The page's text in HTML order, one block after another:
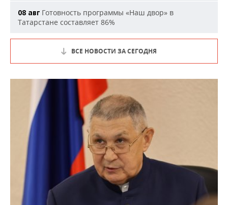
08 авг Готовность программы «Наш двор» в
Татарстане составляет 86%
ВСЕ НОВОСТИ ЗА СЕГОДНЯ